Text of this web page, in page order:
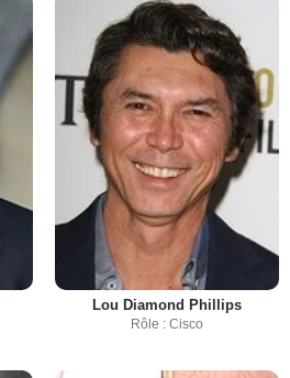
Lou Diamond Phillips
Rôle : Cisco